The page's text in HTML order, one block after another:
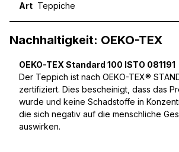
Art Teppiche
Nachhaltigkeit: OEKO-TEX
OEKO-TEX Standard 100 ISTO 081191
Der Teppich ist nach OEKO-TEX®
zertifiziert. Dies bescheinigt, dass das
wurde und keine Schadstoffe in
die sich negativ auf die menschliche
auswirken.